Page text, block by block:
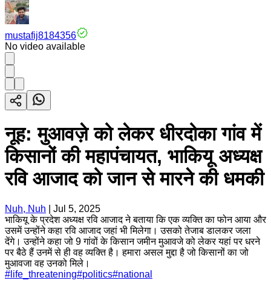
mustafij8184356
No video available
नूह: मुआवज़े को लेकर धीरदोका गांव में
किसानों की महापंचायत, भाकियू अध्यक्ष
रवि आजाद को जान से मारने की धमकी
Nuh, Nuh
Jul 5, 2025
भाकियू के प्रदेश अध्यक्ष रवि आजाद ने बताया कि एक व्यक्ति का फोन आया और
उसमें उन्होंने कहा रवि आजाद जहां भी मिलेगा। उसको तेजाब डालकर जला
देंगे। उन्होंने कहा जो 9 गांवों के किसान जमीन मुआवजे को लेकर यहां पर धरने
पर बैठे हैं उनमें से ही वह व्यक्ति है। हमारा असल मुद्दा है जो किसानों का जो
मुआवजा वह उनको मिले।
# life_threatening#politics#national